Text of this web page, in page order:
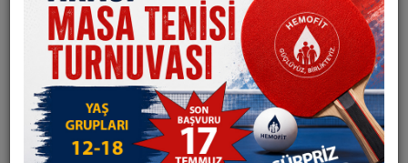
GALERİ
İLETİŞİM